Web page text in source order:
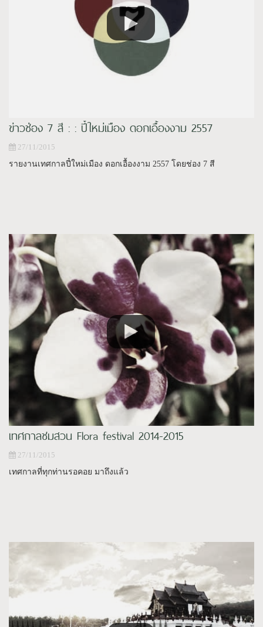
ข่าวช่อง 7 สี : : ปี๋ใหม่เมือง ดอกเอื้องงาม 2557
27/11/2015
รายงานเทศกาลปี๋ใหม่เมือง ดอกเอื้องงาม 2557 โดยช่อง 7 สี
เทศกาลชมสวน Flora festival 2014-2015
27/11/2015
เทศกาลที่ทุกท่านรอคอย มาถึงแล้ว